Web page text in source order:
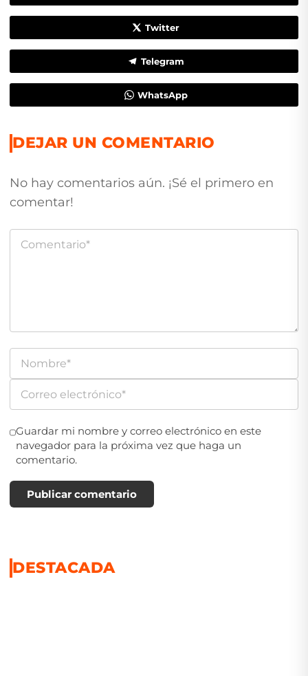
Twitter
Telegram
WhatsApp
DEJAR UN COMENTARIO
No hay comentarios aún. ¡Sé el primero en
comentar!
Guardar mi nombre y correo electrónico en este
navegador para la próxima vez que haga un
comentario.
Publicar comentario
DESTACADA